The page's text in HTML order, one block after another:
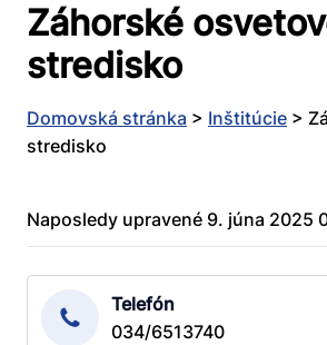
Záhorské
stredisko
Domovská stránka > Inštitúcie >
stredisko
Naposledy upravené 9. júna 2025
Telefón
034/6513740